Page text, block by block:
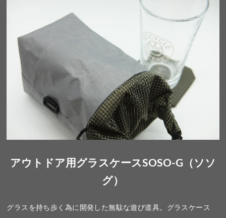
アウトドア用グラスケースSOSO-G（ソソ
グ）
グラスを持ち歩く為に開発した無駄な遊び道具。グラスケース